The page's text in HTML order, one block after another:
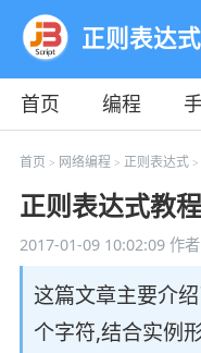
正则表达式
首页 编程
教程
平面 服
首页 > 网络编程 > 正则表达式>
正则表达式教
2017-01-09 10:02:09作
这篇文章主要介
个字符,结合实例